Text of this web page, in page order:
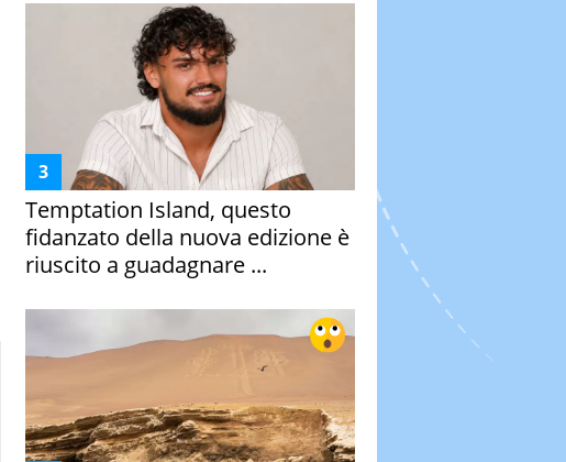
Temptation Island, questo
fidanzato della nuova edizione è
riuscito a guadagnare ...